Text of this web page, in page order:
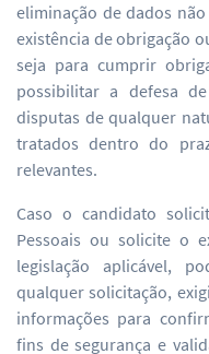
eliminação de dados
existência de obrigação
seja para cumprir
possibilitar a defesa
disputas de qualquer
tratados dentro do
relevantes.
Caso o candidato
Pessoais ou solicite o
legislação aplicável,
qualquer solicitação,
informações para
fins de segurança e